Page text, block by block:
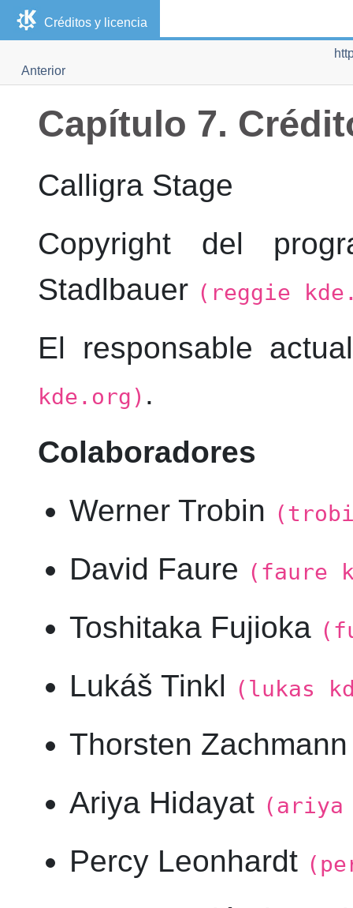
Créditos y licencia
Anterior
Capítulo 7.
Calligra Stage
Copyright del
Stadlbauer (reggie
El responsable
kde.org) .
Colaboradores
Werner Trobin
David Faure (faure
Toshitaka Fujioka
Lukáš Tinkl (lukas
Thorsten Zachmann
Ariya Hidayat (ariya
Percy Leonhardt